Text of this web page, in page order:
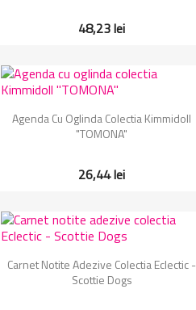
48,23 lei
 Vizualizare rapida
Agenda Cu Oglinda Colectia Kimmidoll
"TOMONA"
26,44 lei
Vizualizare rapida
Carnet Notite Adezive Colectia Eclectic -
Scottie Dogs